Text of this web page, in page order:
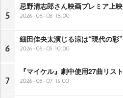
5
忌野清志郎さん映画プレミア上映
2026-08-06 18:00
6
細田佳央太演じる涼は“現代の彰”
2026-08-05 10:00
7
『マイケル』劇中使用27曲リスト
2026-08-07 15:00